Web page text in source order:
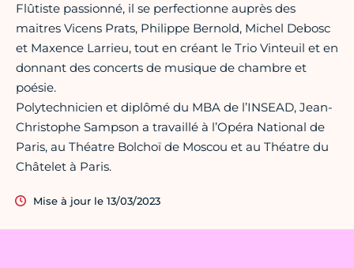
Flûtiste passionné, il se perfectionne auprès des
maitres Vicens Prats, Philippe Bernold, Michel Debosc
et Maxence Larrieu, tout en créant le Trio Vinteuil et en
donnant des concerts de musique de chambre et
poésie.
Polytechnicien et diplômé du MBA de l’INSEAD, Jean-
Christophe Sampson a travaillé à l’Opéra National de
Paris, au Théatre Bolchoï de Moscou et au Théatre du
Châtelet à Paris.
Mise à jour le 13/03/2023